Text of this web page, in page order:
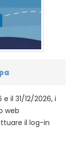
il 31/12/2026, i
web
il log-in